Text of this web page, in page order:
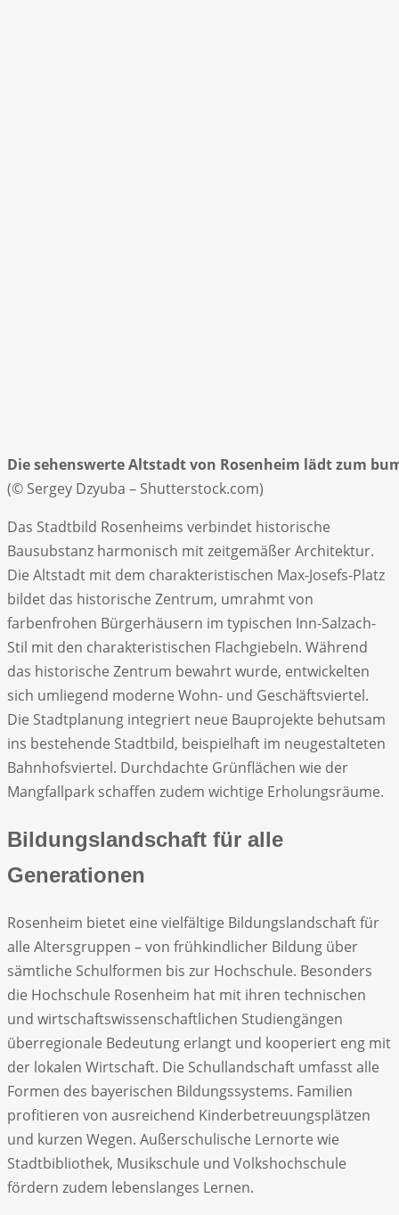
Die sehenswerte Altstadt von Rosenheim lädt zum
(© Sergey Dzyuba – Shutterstock.com)
Das Stadtbild Rosenheims verbindet historische
Bausubstanz harmonisch mit zeitgemäßer Architektur.
Die Altstadt mit dem charakteristischen Max-Josefs-Platz
bildet das historische Zentrum, umrahmt von
farbenfrohen Bürgerhäusern im typischen Inn-Salzach-
Stil mit den charakteristischen Flachgiebeln. Während
das historische Zentrum bewahrt wurde, entwickelten
sich umliegend moderne Wohn- und Geschäftsviertel.
Die Stadtplanung integriert neue Bauprojekte behutsam
ins bestehende Stadtbild, beispielhaft im neugestalteten
Bahnhofsviertel. Durchdachte Grünflächen wie der
Mangfallpark schaffen zudem wichtige Erholungsräume.
Bildungslandschaft für alle
Generationen
Rosenheim bietet eine vielfältige Bildungslandschaft für
alle Altersgruppen – von frühkindlicher Bildung über
sämtliche Schulformen bis zur Hochschule. Besonders
die Hochschule Rosenheim hat mit ihren technischen
und wirtschaftswissenschaftlichen Studiengängen
überregionale Bedeutung erlangt und kooperiert eng mit
der lokalen Wirtschaft. Die Schullandschaft umfasst alle
Formen des bayerischen Bildungssystems. Familien
profitieren von ausreichend Kinderbetreuungsplätzen
und kurzen Wegen. Außerschulische Lernorte wie
Stadtbibliothek, Musikschule und Volkshochschule
fördern zudem lebenslanges Lernen.